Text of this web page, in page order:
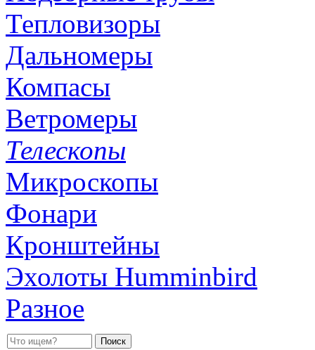
Тепловизоры
Дальномеры
Компасы
Ветромеры
Телескопы
Микроскопы
Фонари
Кронштейны
Эхолоты Humminbird
Разное